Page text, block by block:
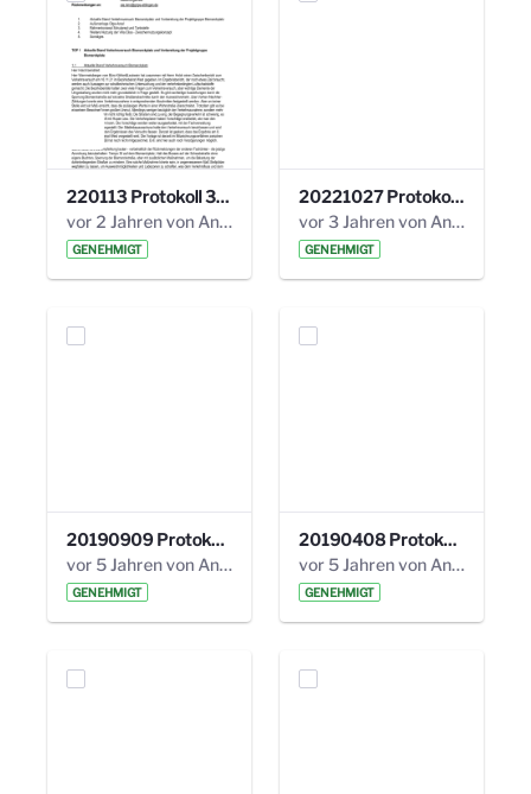
220113 Protokoll 32. Steuerungskreis.pdf
vor 2 Jahren von Anni Schlumberger
GENEHMIGT
20221027 Protokoll 34. Steuerungskreis.pdf
vor 3 Jahren von Anni Schlumberger
GENEHMIGT
20190909 Protokoll 27. Steuerungskreis.pdf
vor 5 Jahren von Anni Schlumberger
GENEHMIGT
20190408 Protokoll 26. Steuerungskreis.pdf
vor 5 Jahren von Anni Schlumberger
GENEHMIGT